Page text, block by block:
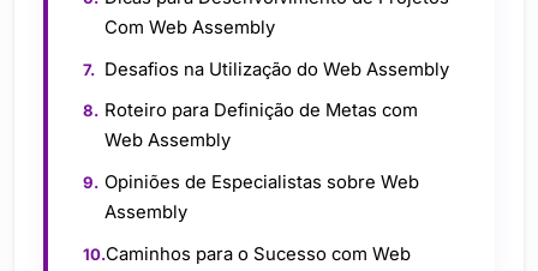
Com Web Assembly
Desafios na Utilização do Web Assembly
Roteiro para Definição de Metas com
Web Assembly
Opiniões de Especialistas sobre Web
Assembly
Caminhos para o Sucesso com Web